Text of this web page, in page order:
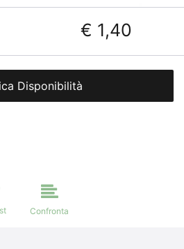
€ 1,40
Disponibilità
Confronta